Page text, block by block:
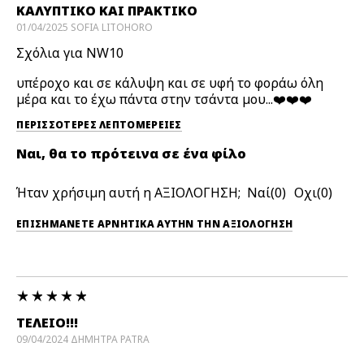
ΚΑΛΥΠΤΙΚΌ ΚΑΙ ΠΡΑΚΤΙΚΌ
01/04/2025 SOFIA LITOHORO
Σχόλια για NW10
υπέροχο και σε κάλυψη και σε υφή το φοράω όλη
μέρα και το έχω πάντα στην τσάντα μου...❤️❤️❤️
ΠΕΡΙΣΣΌΤΕΡΕΣ ΛΕΠΤΟΜΈΡΕΙΕΣ
Ναι, θα το πρότεινα σε ένα φίλο
Ήταν χρήσιμη αυτή η ΑΞΙΟΛΟΓΗΣΗ; 0 0
ΕΠΙΣΗΜΆΝΕΤΕ ΑΡΝΗΤΙΚΆ ΑΥΤΉΝ ΤΗΝ ΑΞΙΟΛΟΓΗΣΗ
ΤΕΛΕΙΟ!!!
09/04/2024 ΔΗΜΗΤΡΑ PATRA